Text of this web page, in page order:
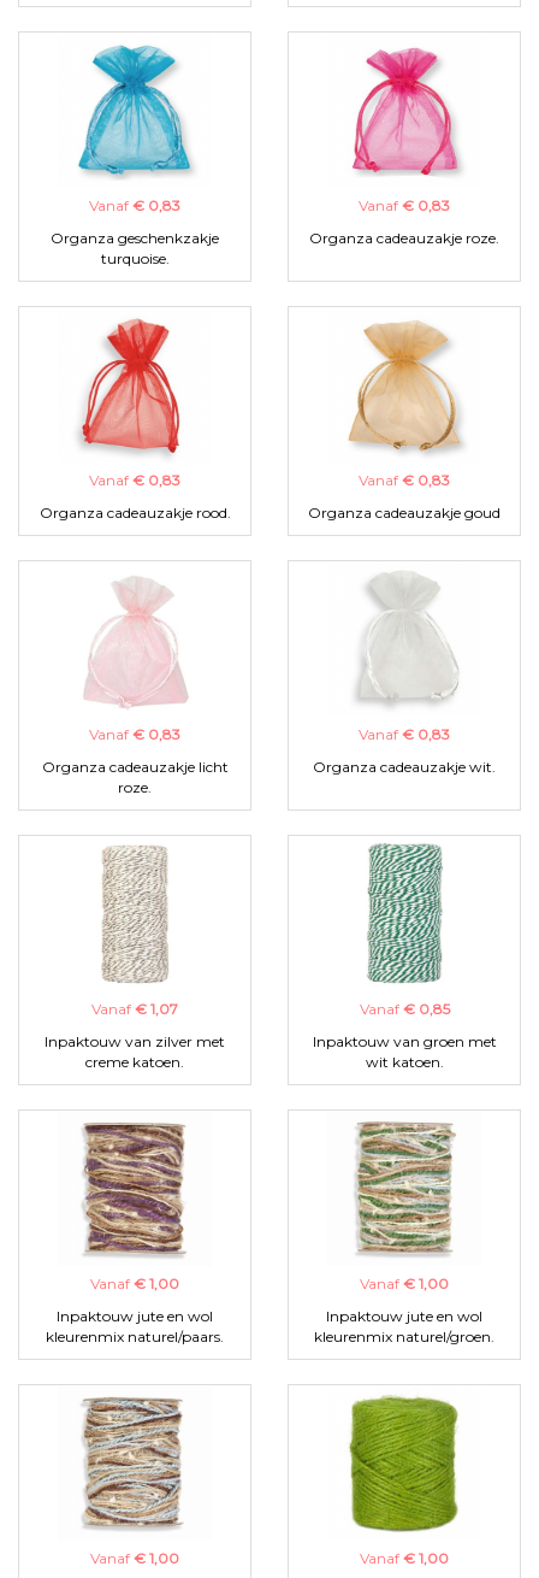
Vanaf € 0,83
Organza geschenkzakje
turquoise.
Vanaf € 0,83
Organza cadeauzakje roze.
Vanaf € 0,83
Organza cadeauzakje rood.
Vanaf € 0,83
Organza cadeauzakje goud
Vanaf € 0,83
Organza cadeauzakje licht
roze.
Vanaf € 0,83
Organza cadeauzakje wit.
Vanaf € 1,07
Inpaktouw van zilver met
creme katoen.
Vanaf € 0,85
Inpaktouw van groen met
wit katoen.
Vanaf € 1,00
Inpaktouw jute en wol
kleurenmix naturel/paars.
Vanaf € 1,00
Inpaktouw jute en wol
kleurenmix naturel/groen.
Vanaf € 1,00 Vanaf € 1,00